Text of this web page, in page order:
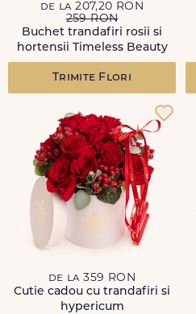
de la 207,20 RON
259 RON
Buchet trandafiri rosii si
hortensii Timeless Beauty
Trimite Flori
de la 359 RON
Cutie cadou cu trandafiri si
hypericum